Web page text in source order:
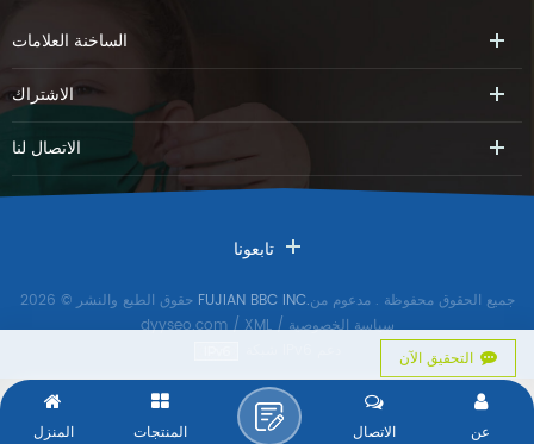
التحقيق الآن
الساخنة العلامات
الاشتراك
الاتصال لنا
تابعونا
حقوق الطبع والنشر © 2026 FUJIAN BBC INC. جميع الحقوق محفوظة . مدعوم من
dyyseo.com/XML/سياسة الخصوصية
المنزل المنتجات عن الاتصال